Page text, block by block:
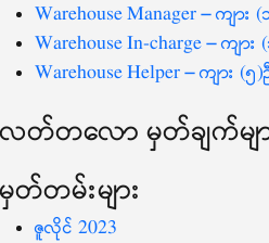
Warehouse Manager – ကျား (
Warehouse In-charge – ကျား
Warehouse Helper – ကျား (၅)
လတ်တ‌လော မှတ်ချက်မျာ
မှတ်တမ်းများ
ဇူလိုင် 2023